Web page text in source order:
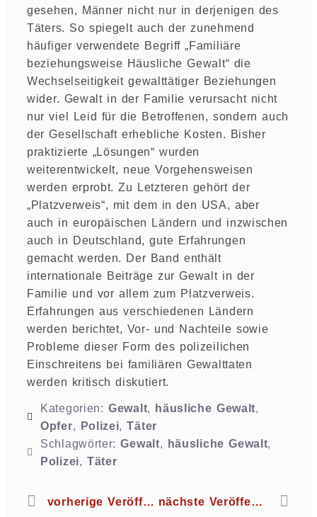
gesehen, Männer nicht nur in derjenigen des
Täters. So spiegelt auch der zunehmend
häufiger verwendete Begriff „Familiäre
beziehungsweise Häusliche Gewalt“ die
Wechselseitigkeit gewalttätiger Beziehungen
wider. Gewalt in der Familie verursacht nicht
nur viel Leid für die Betroffenen, sondern auch
der Gesellschaft erhebliche Kosten. Bisher
praktizierte „Lösungen“ wurden
weiterentwickelt, neue Vorgehensweisen
werden erprobt. Zu Letzteren gehört der
„Platzverweis“, mit dem in den USA, aber
auch in europäischen Ländern und inzwischen
auch in Deutschland, gute Erfahrungen
gemacht werden. Der Band enthält
internationale Beiträge zur Gewalt in der
Familie und vor allem zum Platzverweis.
Erfahrungen aus verschiedenen Ländern
werden berichtet, Vor- und Nachteile sowie
Probleme dieser Form des polizeilichen
Einschreitens bei familiären Gewalttaten
werden kritisch diskutiert.
Kategorien: Gewalt, häusliche Gewalt,
Opfer, Polizei,Täter
Schlagwörter:Gewalt, häusliche Gewalt,
Polizei, Täter
vorherige Veröffentlichung nächste Veröffentlichung